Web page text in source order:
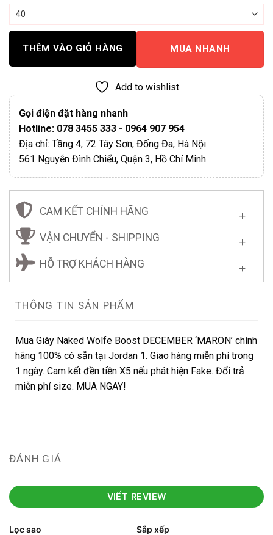
THÊM VÀO GIỎ HÀNG MUA NHANH
Add to wishlist
Gọi điện đặt hàng nhanh
Hotline: 078 3455 333 - 0964 907 954
Địa chỉ: Tầng 4, 72 Tây Sơn, Đống Đa, Hà Nội
561 Nguyễn Đình Chiểu, Quận 3, Hồ Chí Minh
CAM KẾT CHÍNH HÃNG
VẬN CHUYỂN - SHIPPING
HỖ TRỢ KHÁCH HÀNG
THÔNG TIN SẢN PHẨM
Mua Giày Naked Wolfe Boost DECEMBER ‘MARON’ chính
hãng 100% có sẵn tại Jordan 1. Giao hàng miễn phí trong
1 ngày. Cam kết đền tiền X5 nếu phát hiện Fake. Đổi trả
miễn phí size. MUA NGAY!
ĐÁNH GIÁ
VIẾT REVIEW
Lọc sao Sắp xếp